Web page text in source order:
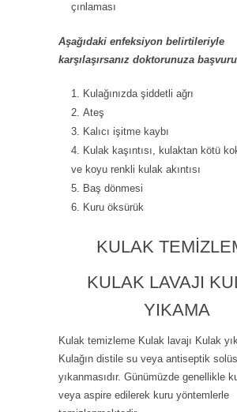
çınlaması
Aşağıdaki enfeksiyon belirtileriyle
karşılaşırsanız doktorunuza
Kulağınızda şiddetli ağrı
Ateş
Kalıcı işitme kaybı
Kulak kaşıntısı, kulaktan kötü
ve koyu renkli kulak akıntısı
Baş dönmesi
Kuru öksürük
KULAK
KULAK LAVAJI
YIKAMA
Kulak temizleme Kulak lavajı Kulak
Kulağın distile su veya antiseptik
yıkanmasıdır. Günümüzde genellikle
veya aspire edilerek kuru yöntemlerle